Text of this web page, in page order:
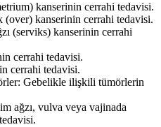
kanserinin cerrahi tedavisi.
kanserinin cerrahi tedavisi.
(serviks) kanserinin cerrahi
cerrahi tedavisi.
cerrahi tedavisi.
Gebelikle ilişkili tümörlerin
ağzı, vulva veya vajinada